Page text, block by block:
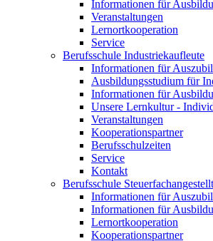
Informationen für
Veranstaltungen
Lernortkooperation
Service
Berufsschule Industriekaufleute
Informationen für
Ausbildungsstudium für
Informationen für
Unsere Lernkultur -
Veranstaltungen
Kooperationspartner
Berufsschulzeiten
Service
Kontakt
Berufsschule
Informationen für
Informationen für
Lernortkooperation
Kooperationspartner